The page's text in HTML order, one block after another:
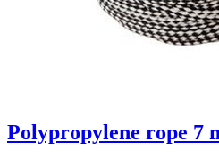
Polypropylene rope 7